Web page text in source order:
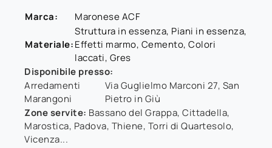
Marca:
Maronese ACF
Materiale:
Struttura in essenza, Piani in essenza,
Effetti marmo, Cemento, Colori
laccati, Gres
Disponibile presso:
Arredamenti
Marangoni
Via Guglielmo Marconi 27, San
Pietro in Giù
Zone servite: Bassano del Grappa, Cittadella,
Marostica, Padova, Thiene, Torri di Quartesolo,
Vicenza...